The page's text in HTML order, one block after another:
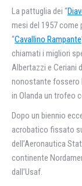
La pattuglia dei “
mesi del 1957 come
“Cavallino Rampante
chiamati i migliori
Albertazzi e Ceriani
nonostante fossero
in Olanda un trofeo
Dopo un biennio
acrobatico fissato
dell’Aeronautica
continente
dall’Usaf.